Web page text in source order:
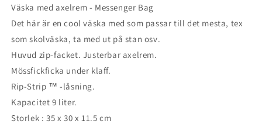
axelrem
-
Messenger
väska
axelrem
-
Messenger
väska
Väska med axelrem - Messenger Bag
Det här är en cool väska med som passar till det mesta, tex
som skolväska, ta med ut på stan osv.
Huvud zip-facket. Justerbar axelrem.
Mössfickficka under klaff.
Rip-Strip ™ -låsning.
Kapacitet 9 liter.
Storlek : 35 x 30 x 11.5 cm